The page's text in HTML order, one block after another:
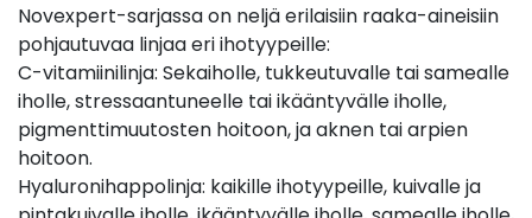
Novexpert-sarjassa on neljä erilaisiin raaka-aineisiin
pohjautuvaa linjaa eri ihotyypeille:
C-vitamiinilinja: Sekaiholle, tukkeutuvalle tai samealle
iholle, stressaantuneelle tai ikääntyvälle iholle,
pigmenttimuutosten hoitoon, ja aknen tai arpien
hoitoon.
Hyaluronihappolinja: kaikille ihotyypeille, kuivalle ja